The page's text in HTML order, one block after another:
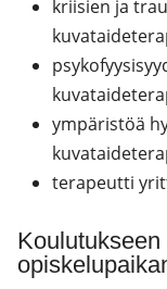
kriisien ja
ympäristöä
terapeutti